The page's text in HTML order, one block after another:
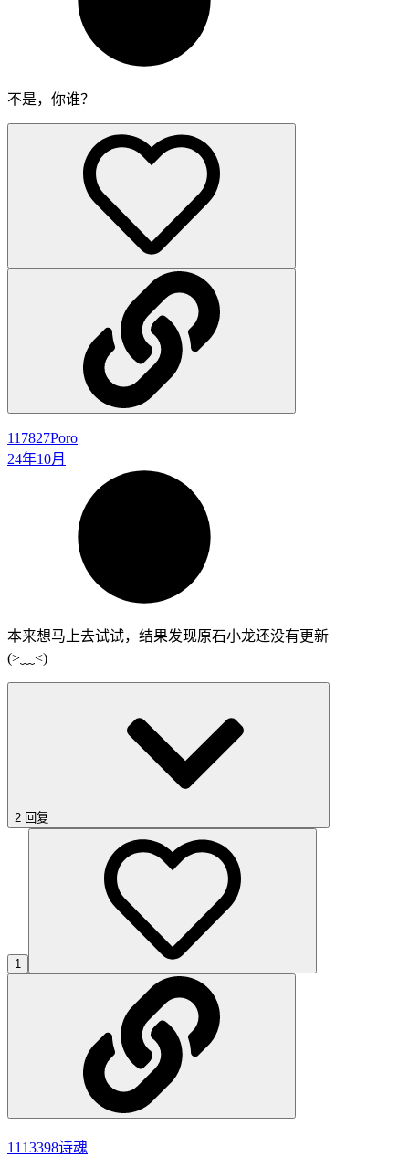
不是，你谁？
117827Poro
24年10月
本来想马上去试试，结果发现原石小龙还没有更新
(>﹏<)
2 回复
1
1113398诗魂